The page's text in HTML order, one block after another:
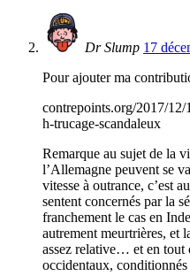
Dr Slump 17
Pour ajouter ma
contrepoints.org/2017/
h-trucage-scandaleux
Remarque au sujet de la
l’Allemagne peuvent se
vitesse à outrance, c’est
sentent concernés par la
franchement le cas en
autrement meurtrières, et
assez relative… et en tout
occidentaux, conditionnés